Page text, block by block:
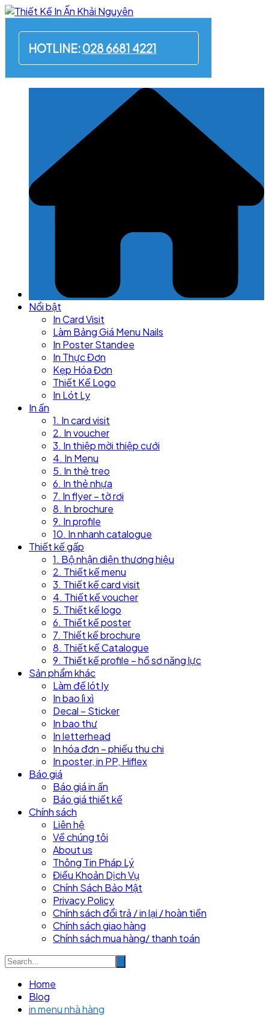
Skip
content
HOTLINE:028 6681 4221
Nổi bật
In Card Visit
Làm Bảng Giá Menu Nails
In Poster Standee
In Thực Đơn
Kẹp Hóa Đơn
Thiết Kế Logo
In Lót Ly
In ấn
1. In card visit
2. In voucher
3. In thiệp mời thiệp cưới
4. In Menu
5. In thẻ treo
6. In thẻ nhựa
7. In flyer – tờ rơi
8. In brochure
9. In profile
10. In nhanh catalogue
Thiết kế gấp
1. Bộ nhận diện thương hiệu
2. Thiết kế menu
3. Thiết kế card visit
4. Thiết kế voucher
5. Thiết kế logo
6. Thiết kế poster
7. Thiết kế brochure
8. Thiết kế Catalogue
9. Thiết kế profile – hồ sơ năng lực
Sản phẩm khác
Làm đế lót ly
In bao lì xì
Decal – Sticker
In bao thư
In letterhead
In hóa đơn – phiếu thu chi
In poster, in PP, Hiflex
Báo giá
Báo giá in ấn
Báo giá thiết kế
Chính sách
Liên hệ
Về chúng tôi
About us
Thông Tin Pháp Lý
Điều Khoản Dịch Vụ
Chính Sách Bảo Mật
Privacy Policy
Chính sách đổi trả / in lại / hoàn tiền
Chính sách giao hàng
Chính sách mua hàng/ thanh toán
Home
Blog
in menu nhà hàng